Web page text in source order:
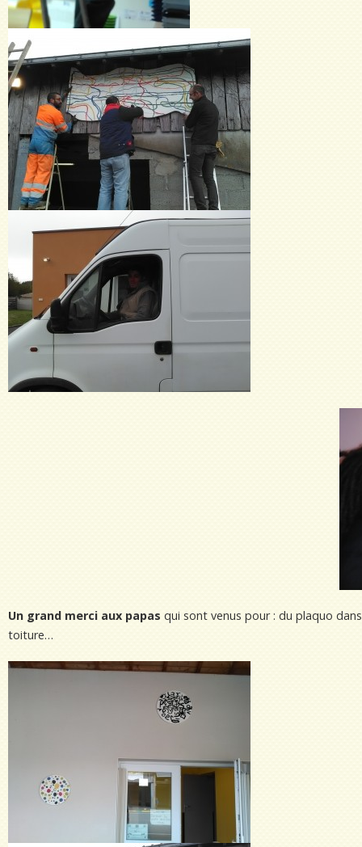
Un grand merci aux papas qui sont venus pour : du plaquo
toiture…